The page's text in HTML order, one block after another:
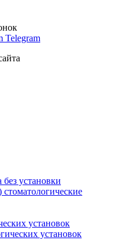
Telegram
установки
установок
установок